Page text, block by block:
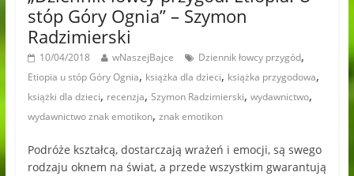
stóp Góry Ognia” – Szymon
Radzimierski
10/04/2018 wNaszejBajce Dziennik łowcy przygód,
Etiopia u stóp Góry Ognia, książka dla dzieci, książka przygodowa,
książki dla dzieci, recenzja, Szymon Radzimierski, wydawnictwo,
wydawnictwo znak emotikon, znak emotikon
Podróże kształcą, dostarczają wrażeń i emocji, są swego
rodzaju oknem na świat, a przede wszystkim gwarantują